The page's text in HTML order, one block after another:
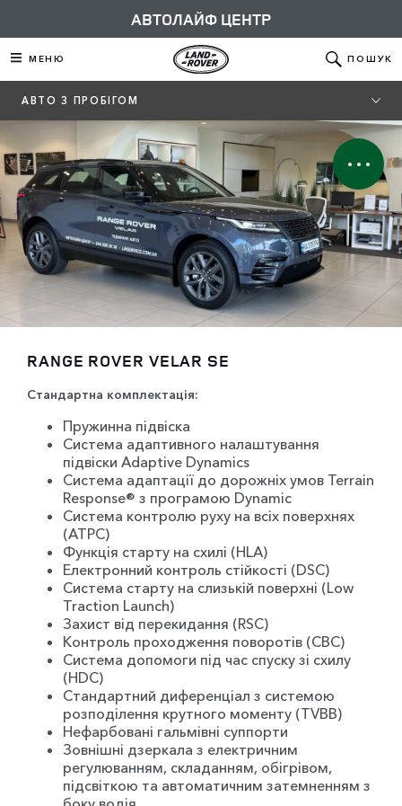
АВТОЛАЙФ ЦЕНТР
МЕНЮ ПОШУК
АВТО З ПРОБІГОМ
RANGE ROVER VELAR SE
Стандартна комплектація:
Пружинна підвіска
Система адаптивного налаштування
підвіски Adaptive Dynamics
Система адаптації до дорожніх умов Terrain
Response® з програмою Dynamic
Система контролю руху на всіх поверхнях
(ATPC)
Функція старту на схилі (HLA)
Електронний контроль стійкості (DSC)
Система старту на слизькій поверхні (Low
Traction Launch)
Захист від перекидання (RSC)
Контроль проходження поворотів (CBC)
Система допомоги під час спуску зі схилу
(HDC)
Стандартний диференціал з системою
розподілення крутного моменту (TVBB)
Нефарбовані гальмівні суппорти
Зовнішні дзеркала з електричним
регулюванням, складанням, обігрівом,
підсвіткою та автоматичним затемненням з